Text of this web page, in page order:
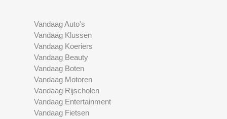
Vandaag Auto's
Vandaag Klussen
Vandaag Koeriers
Vandaag Beauty
Vandaag Boten
Vandaag Motoren
Vandaag Rijscholen
Vandaag Entertainment
Vandaag Fietsen